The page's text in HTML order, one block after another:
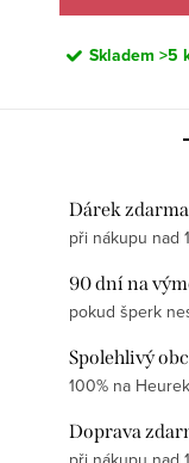
Skladem >5
Dárek zdarma
při nákupu nad
90 dní na
pokud šperk
Spolehlivý
100% na
Doprava